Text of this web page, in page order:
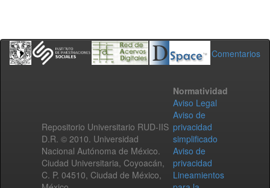
Comentarios
Repositorio Universitario RUD-IIS
D.R. © 2010. Universidad
Nacional Autónoma de México.
Ciudad Universitaria, Coyoacán,
C. P. 04510, Ciudad de México,
Normatividad
Aviso Legal
Aviso de
privacidad
simplificado
Aviso de
privacidad
Lineamientos